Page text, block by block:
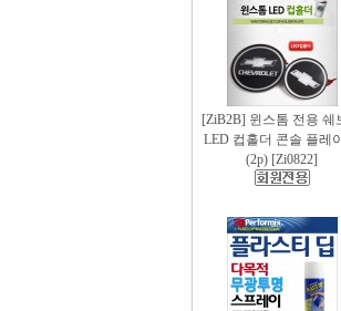
[ZiB2B] 윈스톰 전용 쉐
LED 컵홀더 콘솔 플레
(2p) [Zi0822]